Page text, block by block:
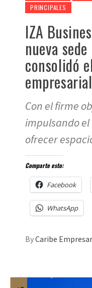
PRINCIPALES
IZA
nueva
consolidó
Con el firme
impulsando
ofrecer
Comparte esto:
Facebook
WhatsApp
ByCaribe